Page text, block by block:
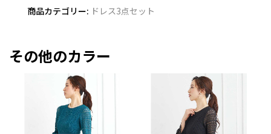
商品カテゴリー: ドレス3点セット
その他のカラー